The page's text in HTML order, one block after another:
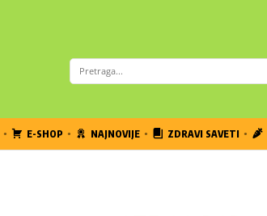
E-SHOP NAJNOVIJE ZDRAVI SAVETI